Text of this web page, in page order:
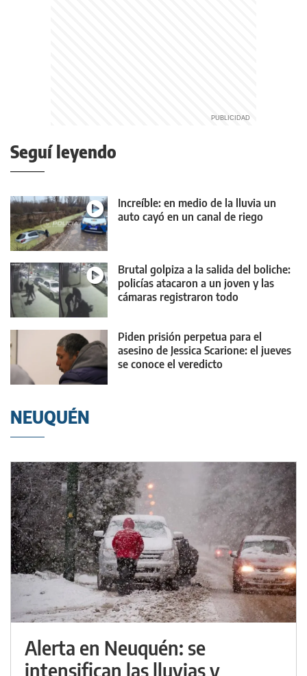
Seguí leyendo
Increíble: en medio de la lluvia un
auto cayó en un canal de riego
Brutal golpiza a la salida del boliche:
policías atacaron a un joven y las
cámaras registraron todo
Piden prisión perpetua para el
asesino de Jessica Scarione: el jueves
se conoce el veredicto
NEUQUÉN
Alerta en Neuquén: se
intensifican las lluvias y